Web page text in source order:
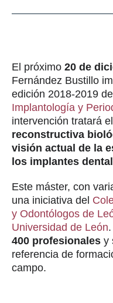
El próximo 20 de
Fernández Bustillo
edición 2018-2019
Implantología y
intervención tratará
reconstructiva
visión actual de la
los implantes
Este máster, con
una iniciativa del
y Odontólogos de
Universidad de León
400 profesionales y
referencia de
campo.